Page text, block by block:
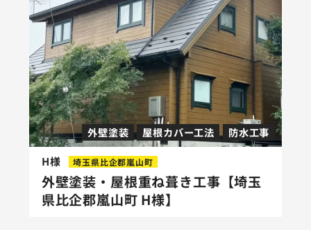
外壁塗装 屋根カバー工法 防水工事
H様 埼玉県比企郡嵐山町
外壁塗装・屋根重ね葺き工事【埼玉
県比企郡嵐山町 H様】